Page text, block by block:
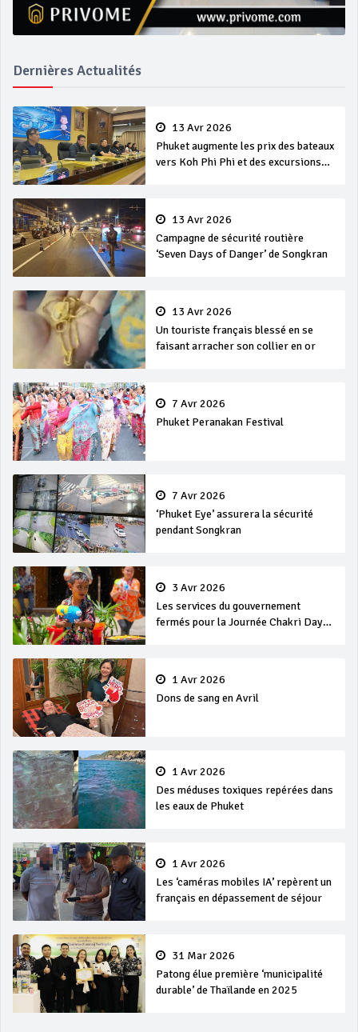
Dernières Actualités
13 Avr 2026
Phuket augmente les prix des bateaux
vers Koh Phi Phi et des excursions
13 Avr 2026
Campagne de sécurité routière
‘Seven Days of Danger’ de Songkran
13 Avr 2026
Un touriste français blessé en se
faisant arracher son collier en or
7 Avr 2026
Phuket Peranakan Festival
7 Avr 2026
‘Phuket Eye’ assurera la sécurité
pendant Songkran
3 Avr 2026
Les services du gouvernement
fermés pour la Journée Chakri Day
1 Avr 2026
Dons de sang en Avril
1 Avr 2026
Des méduses toxiques repérées dans
les eaux de Phuket
1 Avr 2026
Les ‘caméras mobiles IA’ repèrent un
français en dépassement de séjour
31 Mar 2026
Patong élue première ‘municipalité
durable’ de Thaïlande en 2025